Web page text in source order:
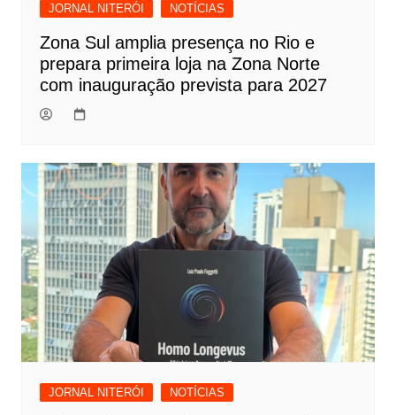
JORNAL NITERÓI NOTÍCIAS
Zona Sul amplia presença no Rio e
prepara primeira loja na Zona Norte
com inauguração prevista para 2027
JORNAL NITERÓI NOTÍCIAS